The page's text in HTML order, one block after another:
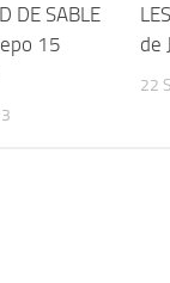
DE SABLE
15
de
22